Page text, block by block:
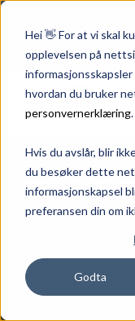
Hei 👋 For at vi skal
opplevelsen på
informasjonsskapsler
hvordan du bruker
personvernerklæring.
Hvis du avslår, blir
du besøker dette
informasjonskapsel
preferansen din om
Godta
Våre
det viktige